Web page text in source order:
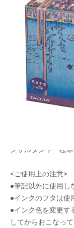
・浮世絵をイ
用・水性染料
メーカー希望小売価格：
¥1,760+ 税
・インクは安全性
おります。
・原画イメージを
ンサルタント・松
<ご使用上の注意>
●筆記以外に使用し
●インクのフタは使
●インク色を変更す
してからおこなっ